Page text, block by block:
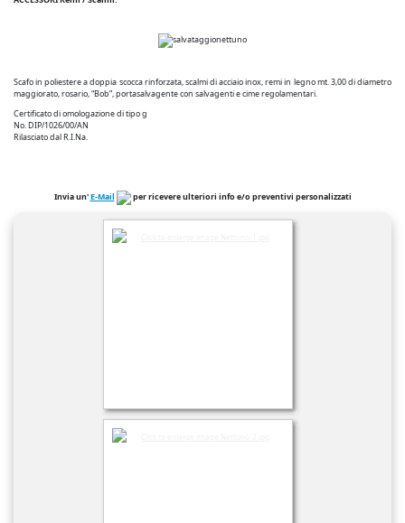
Scafo in poliestere a doppia scocca rinforzata, scalmi di acciaio inox, remi in legno mt. 3,00 di diametro
maggiorato, rosario, “Bob”, portasalvagente con salvagenti e cime regolamentari.
Certificato di omologazione di tipo g
No. DIP/1026/00/AN
Rilasciato dal R.I.Na.
Invia un'E-Mail per ricevere ulteriori info e/o preventivi personalizzati